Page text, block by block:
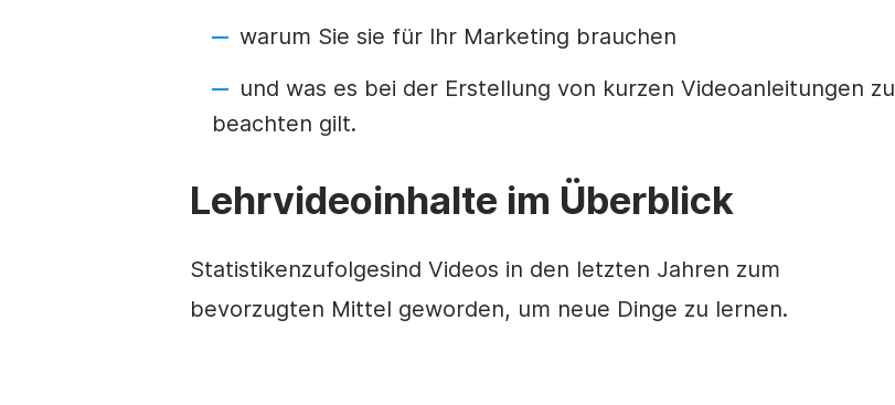
warum Sie sie für Ihr Marketing brauchen
und was es bei der Erstellung von kurzen Videoanleitungen zu
beachten gilt.
Lehrvideoinhalte im Überblick
Statistikenzufolgesind Videos in den letzten Jahren zum
bevorzugten Mittel geworden, um neue Dinge zu lernen.